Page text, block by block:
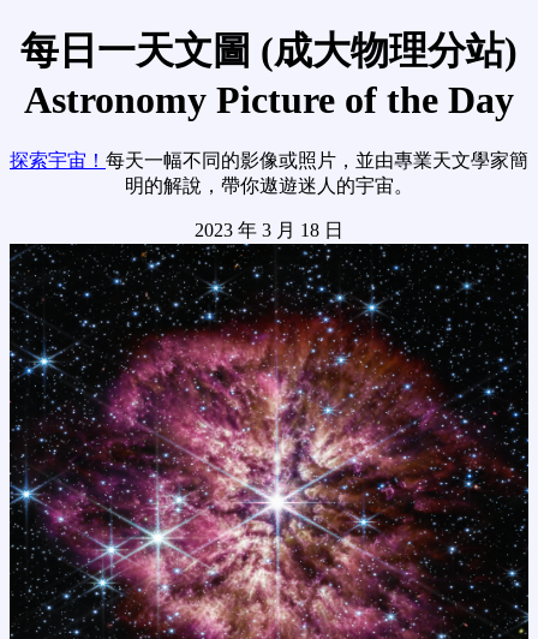
每日一天文圖 (成大物理分站)
Astronomy Picture of the Day
探索宇宙！ 每天一幅不同的影像或照片，並由專業天文學家簡
明的解說，帶你遨遊迷人的宇宙。
2023 年 3 月 18 日